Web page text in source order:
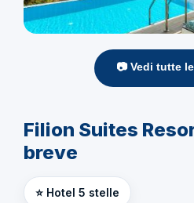
📷 Vedi tutte
Filion Suites
breve
⭐ Hotel 5 stelle